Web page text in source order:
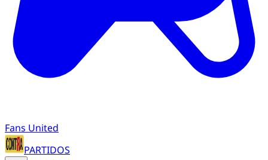
Fans United
PARTIDOS